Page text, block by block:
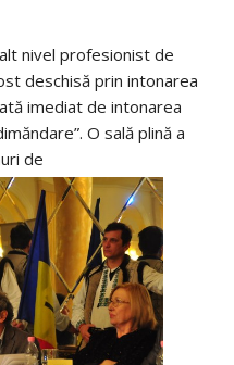
nivel profesionist de
deschisă prin intonarea
imediat de intonarea
O sală plină a
de